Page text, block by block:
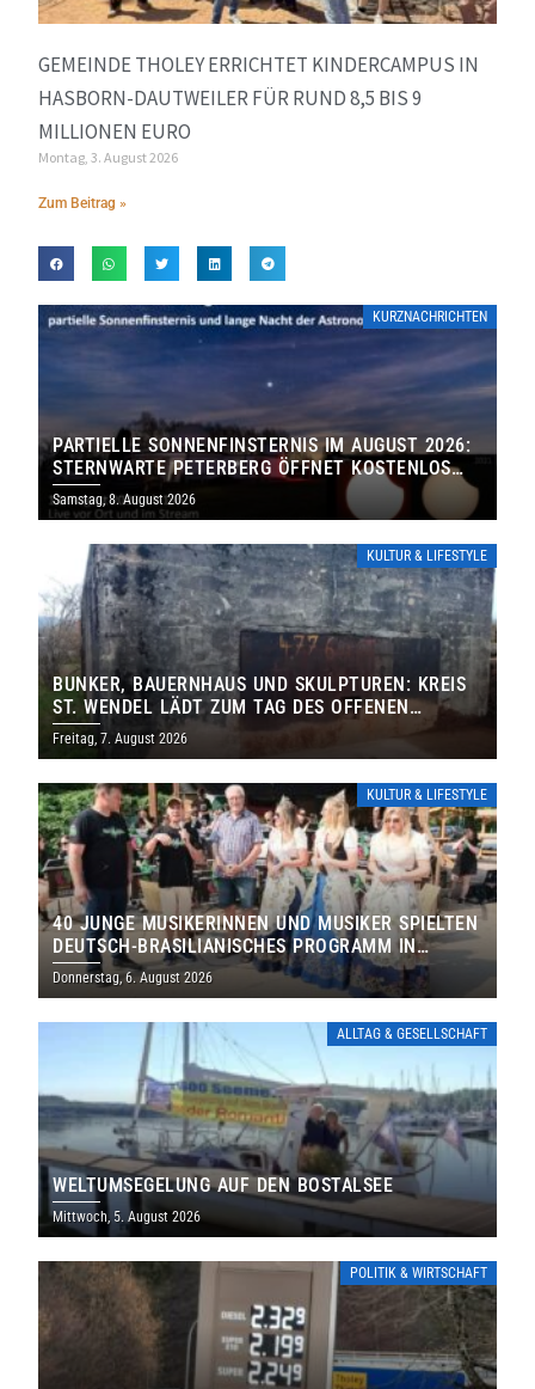
GEMEINDE THOLEY ERRICHTET KINDERCAMPUS IN
HASBORN-DAUTWEILER FÜR RUND 8,5 BIS 9
MILLIONEN EURO
Montag, 3. August 2026
Zum Beitrag »
KURZNACHRICHTEN
PARTIELLE SONNENFINSTERNIS IM AUGUST 2026:
STERNWARTE PETERBERG ÖFFNET KOSTENLOS
IHRE TORE
Samstag, 8. August 2026
KULTUR & LIFESTYLE
BUNKER, BAUERNHAUS UND SKULPTUREN: KREIS
ST. WENDEL LÄDT ZUM TAG DES OFFENEN
DENKMALS EIN
Freitag, 7. August 2026
KULTUR & LIFESTYLE
40 JUNGE MUSIKERINNEN UND MUSIKER SPIELTEN
DEUTSCH-BRASILIANISCHES PROGRAMM IN
THOLEY
Donnerstag, 6. August 2026
ALLTAG & GESELLSCHAFT
WELTUMSEGELUNG AUF DEN BOSTALSEE
Mittwoch, 5. August 2026
POLITIK & WIRTSCHAFT